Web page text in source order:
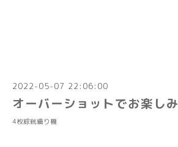
2022-05-07 22:06:00
オーバーショットでお楽しみ
4枚綜絖織り機